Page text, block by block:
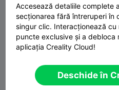
Accesează detaliile complete
secționarea fără întreruperi în
singur clic. Interacționează
puncte exclusive și a debloca
aplicația Creality Cloud!
Deschide în